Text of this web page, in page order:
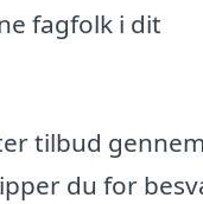
fagfolk i dit
tilbud
du for